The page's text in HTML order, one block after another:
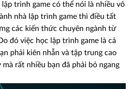
trình game có thể nói là nhiều vô
nhà lập trình game thì điều tất
các kiến thức chuyên ngành từ
đó việc học lập trình game là cả
phải kiên nhẫn và tập trung cao
rất nhiều bạn đã phải bỏ ngang